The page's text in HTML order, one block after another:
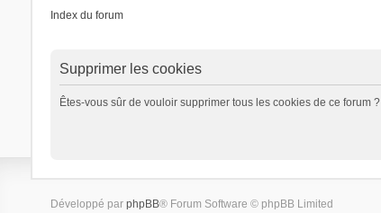
Index du forum
Supprimer les cookies
Êtes-vous sûr de vouloir supprimer tous les cookies de ce forum ?
Développé par phpBB® Forum Software © phpBB Limited